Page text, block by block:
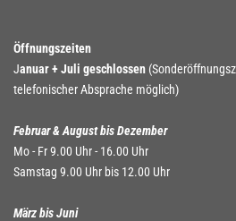
Öffnungszeiten
Januar + Juli geschlossen
telefonischer Absprache möglich)
Februar & August bis Dezember
Mo - Fr 9.00 Uhr - 16.00 Uhr
Samstag 9.00 Uhr bis 12.00 Uhr
März bis Juni